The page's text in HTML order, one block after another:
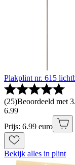
Plakplint nr. 615
(25)Beoordeeld met
6.99
Prijs: 6.99 euro
Bekijk alles in plint